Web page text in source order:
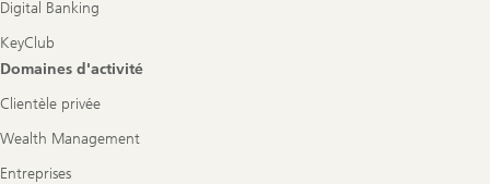
Digital Banking
KeyClub
Domaines d'activité
Clientèle privée
Wealth Management
Entreprises